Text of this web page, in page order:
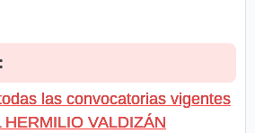
las convocatorias vigentes
HERMILIO VALDIZÁN